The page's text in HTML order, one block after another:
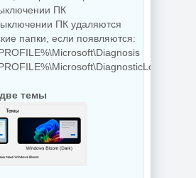
ПК
ПК удаляются
папки, если появляются:
темы